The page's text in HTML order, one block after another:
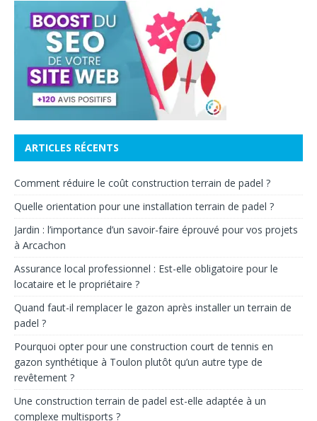
ARTICLES RÉCENTS
Comment réduire le coût construction terrain de padel ?
Quelle orientation pour une installation terrain de padel ?
Jardin : l’importance d’un savoir-faire éprouvé pour vos projets
à Arcachon
Assurance local professionnel : Est-elle obligatoire pour le
locataire et le propriétaire ?
Quand faut-il remplacer le gazon après installer un terrain de
padel ?
Pourquoi opter pour une construction court de tennis en
gazon synthétique à Toulon plutôt qu’un autre type de
revêtement ?
Une construction terrain de padel est-elle adaptée à un
complexe multisports ?